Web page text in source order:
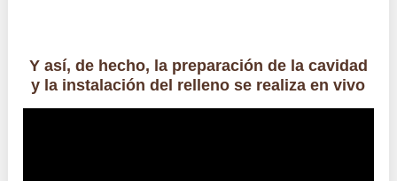
Y así, de hecho, la preparación de la cavidad
y la instalación del relleno se realiza en vivo